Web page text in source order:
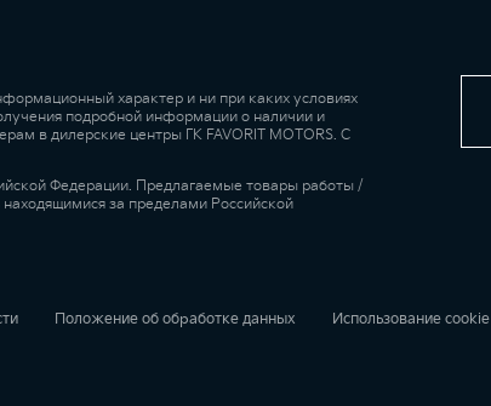
характер и ни при каких условиях
подробной информации о наличии и
в дилерские центры ГК FAVORIT MOTORS. С
Федерации. Предлагаемые товары работы /
за пределами Российской
Положение об обработке данных Использование cookie